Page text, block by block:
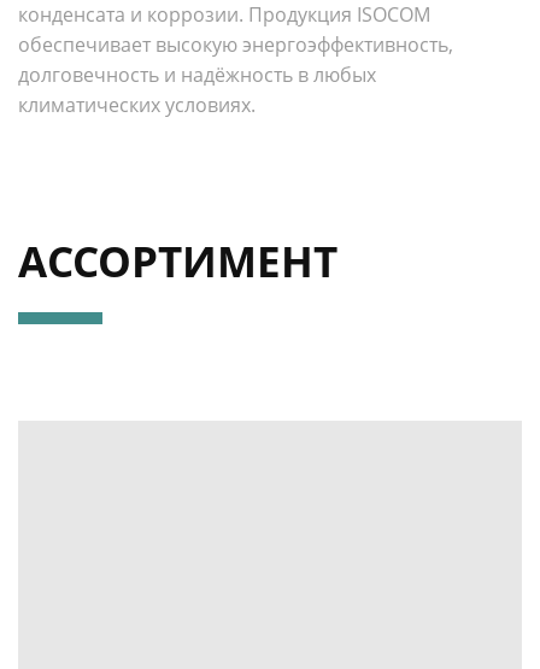
конденсата и коррозии. Продукция ISOCOM
обеспечивает высокую энергоэффективность,
долговечность и надёжность в любых
климатических условиях.
АССОРТИМЕНТ